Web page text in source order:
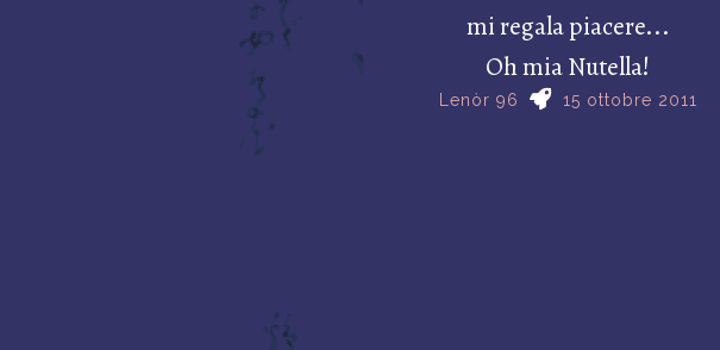
mi regala piacere...
Oh mia Nutella!
Lenòr 96 15 ottobre 2011